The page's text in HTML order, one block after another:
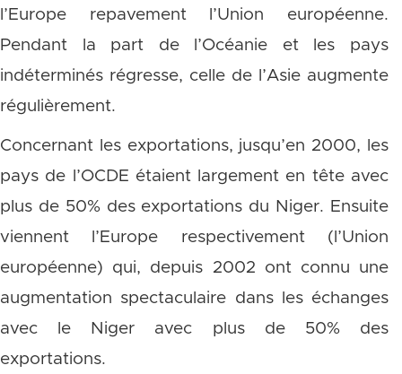
l’Europe repavement l’Union européenne.
Pendant la part de l’Océanie et les pays
indéterminés régresse, celle de l’Asie augmente
régulièrement.
Concernant les exportations, jusqu’en 2000, les
pays de l’OCDE étaient largement en tête avec
plus de 50% des exportations du Niger. Ensuite
viennent l’Europe respectivement (l’Union
européenne) qui, depuis 2002 ont connu une
augmentation spectaculaire dans les échanges
avec le Niger avec plus de 50% des
exportations.